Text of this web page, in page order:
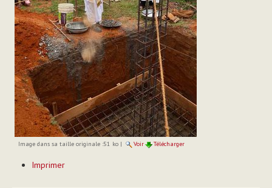
Image dans sa taille originale :51 ko| Voir Télécharger
sur
Imprimer